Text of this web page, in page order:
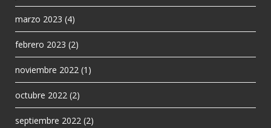
marzo 2023 (4)
febrero 2023 (2)
noviembre 2022 (1)
octubre 2022 (2)
septiembre 2022 (2)